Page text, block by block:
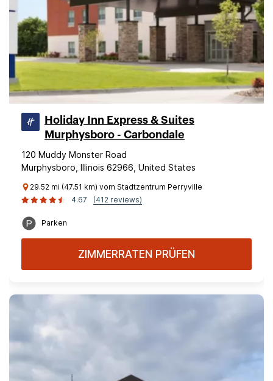
Holiday Inn Express & Suites
Murphysboro - Carbondale
120 Muddy Monster Road
Murphysboro, Illinois 62966, United States
29.52 mi (47.51 km) vom Stadtzentrum Perryville
4.67
(412 reviews)
Parken
ZIMMERRATEN PRÜFEN